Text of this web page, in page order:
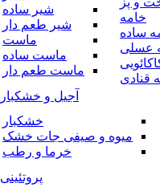
خامه
ساده
عسلی
قنادی
شیر ساده
شیر طعم دار
ماست
ماست ساده
ماست طعم دار
آجیل و خشکبار
خشکبار
میوه و صیفی جات خشک
خرما و رطب
پروتئینی